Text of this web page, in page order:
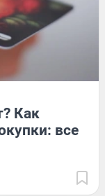
Как
все